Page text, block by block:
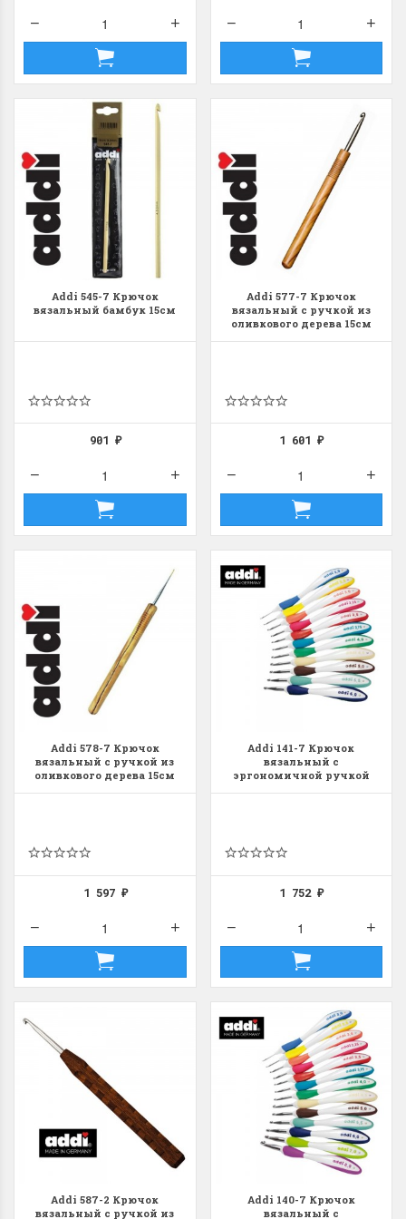
Dimensions 35231
Willow Swan
(Ива-лебедь)
Хороший набор
Отличный набор, канва,
нитки и схема, всё в
отличном состоянии.
Ларина Евгения
1 апреля 2026 14:55
Bear and
(Белый
с
раритетный
комплектация
Ларина
Addi 545-7 Крючок
вязальный бамбук 15см
901 ₽
Addi 577-7 Крючок
вязальный с ручкой из
оливкового дерева 15см
1 601₽
Addi 578-7 Крючок
вязальный с ручкой из
оливкового дерева 15см
1 597 ₽
Addi 141-7 Крючок
вязальный с
эргономичной ручкой
1 752₽
Addi 587-2 Крючок
вязальный с ручкой из
Addi 140-7 Крючок
вязальный с